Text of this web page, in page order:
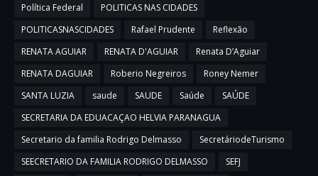
Política Federal
POLITICAS NAS CIDADES
POLITICASNASCIDADES
Rafael Prudente
Reflexão
RENATA AGUIAR
RENATA D'AGUIAR
Renata D’Aguiar
RENATA DAGUIAR
Roberio Negreiros
Roney Nemer
SANTA LUZIA
saude SAUDE Saúde
SAÚDE
SECRETARIA DA EDUACAÇAO HELVIA PARANAGUA
Secretario da familia Rodrigo Delmasso
SecretáriodeTurismo
SEECRETARIO DA FAMILIA RODRIGO DELMASSO
SEFJ